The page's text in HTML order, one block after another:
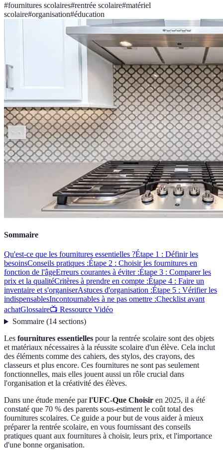
#fournitures scolaires#rentrée scolaire#matériel
scolaire#organisation#éducation
Sommaire
Qu'est-ce que les fournitures essentielles ?Étape 1 : Définir les
besoinsConseils pratiques :Étape 2 : Choisir les fournitures en
fonction de l'âgeErreurs courantes à éviter :Étape 3 : Comparer les
prix et la qualitéCritères à prendre en compte :Étape 4 : Faire un
inventaire et s'organiserAstuces d'organisation :Étape 5 : Vérifier les
indispensablesIncontournables à ne pas omettre :Checklist avant
achatGlossaire📺 Ressource Vidéo
Sommaire(14 sections)
Les fournitures essentielles pour la rentrée scolaire sont des objets
et matériaux nécessaires à la réussite scolaire d'un élève. Cela inclut
des éléments comme des cahiers, des stylos, des crayons, des
classeurs et plus encore. Ces fournitures ne sont pas seulement
fonctionnelles, mais elles jouent aussi un rôle crucial dans
l'organisation et la créativité des élèves.
Dans une étude menée parl'UFC-Que Choisir en 2025, il a été
constaté que 70 % des parents sous-estiment le coût total des
fournitures scolaires. Ce guide a pour but de vous aider à mieux
préparer la rentrée scolaire, en vous fournissant des conseils
pratiques quant aux fournitures à choisir, leurs prix, et l'importance
d'une bonne organisation.